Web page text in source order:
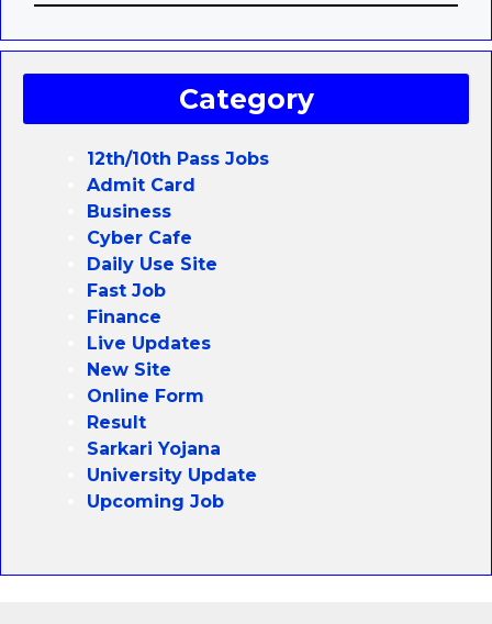
Category
12th/10th Pass Jobs
Admit Card
Business
Cyber Cafe
Daily Use Site
Fast Job
Finance
Live Updates
New Site
Online Form
Result
Sarkari Yojana
University Update
Upcoming Job